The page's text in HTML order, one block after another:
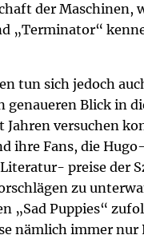
der Maschinen,
„Terminator“
tun sich jedoch
genaueren Blick in
Jahren versuchen
ihre Fans, die
preise der
zu
„Sad Puppies“
nämlich immer nur